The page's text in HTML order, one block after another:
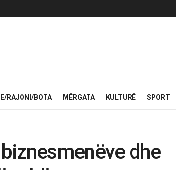
RAJONI/BOTA MËRGATA KULTURË SPORT
dhe